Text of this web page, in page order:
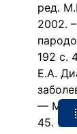
ред.
2002.
192 с.
Е.А.
— М.:
45.